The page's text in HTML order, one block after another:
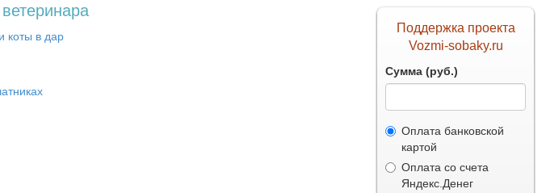
коты в дap
Поддержка проекта
Vozmi-sobaky.ru
Сумма (руб.)
Оплата банковской
картой
Оплата со счета
Яндекс.Денег